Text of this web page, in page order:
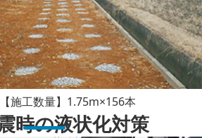
施工数量】1.75m×156本
時の液状化対策